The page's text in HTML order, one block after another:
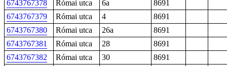
6743767378
Római utca 6a
8691
6743767379
Római utca 4
8691
6743767380
Római utca 26a
8691
6743767381
Római utca 28
8691
6743767382
Római utca 30
8691